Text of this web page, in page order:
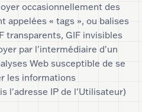
occasionnellement des
appelées « tags », ou balises
transparents, GIF invisibles
par l'intermédiaire d'un
Web susceptible de se
les informations
l'adresse IP de l'Utilisateur)